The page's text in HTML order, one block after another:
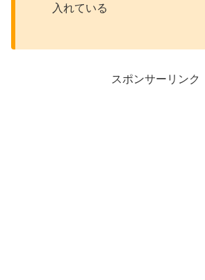
入れている
スポンサーリンク